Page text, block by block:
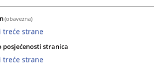
keyboard
shortcuts
for
(obavezna)
treće strane
stranica
treće strane